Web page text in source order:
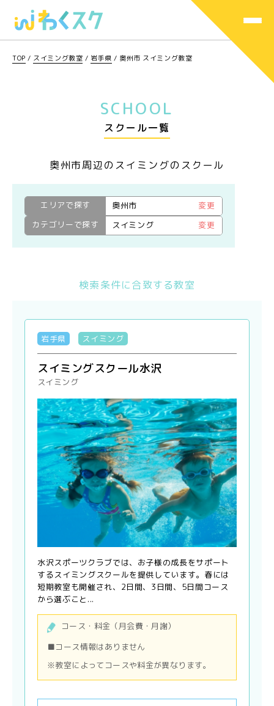
TOP / スイミング教室 / 岩手県 / 奥州市 スイミング教室
SCHOOL
スクール一覧
奥州市周辺のスイミングのスクール
エリアで探す 奥州市
変更
カテゴリーで探す
スイミング 変更
検索条件に合致する教室
岩手県 スイミング
スイミングスクール水沢
スイミング
水沢スポーツクラブでは、お子様の成長をサポート
するスイミングスクールを提供しています。春には
短期教室も開催され、2日間、3日間、5日間コース
から選ぶこと...
コース・料金（月会費・月謝）
■コース情報はありません
※教室によってコースや料金が異なります。